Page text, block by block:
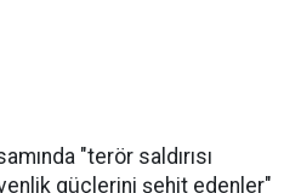
"terör saldırısı
güçlerini şehit edenler"